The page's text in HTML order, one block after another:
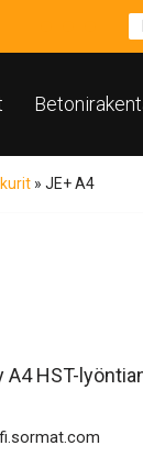
» JE+ A4
A4 HST-
fi.sormat.com